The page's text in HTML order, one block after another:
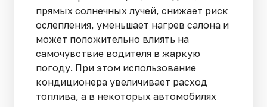
прямых солнечных лучей, снижает риск
ослепления, уменьшает нагрев салона и
может положительно влиять на
самочувствие водителя в жаркую
погоду. При этом использование
кондиционера увеличивает расход
топлива, а в некоторых автомобилях